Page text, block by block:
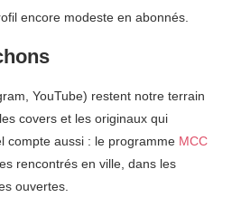
encore modeste en abonnés.
YouTube) restent notre terrain
covers et les originaux qui
compte aussi : le programme MCC
rencontrés en ville, dans les
ouvertes.